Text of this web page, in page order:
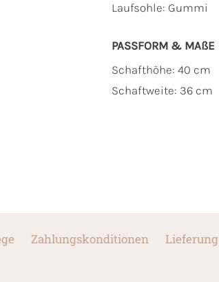
Laufsohle: Gummi
PASSFORM & MAẞE
Schafthöhe: 40 cm
Schaftweite: 36 cm
Zahlungskonditionen
Lieferung